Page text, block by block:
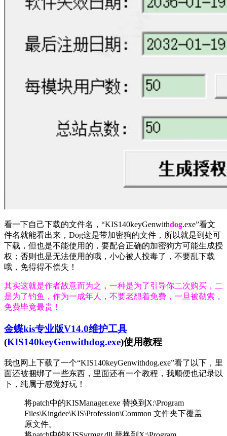
看一下自己下载的文件名，“KIS140keyGenwithdog.exe”看文
件名就能看出来，Dog这是带加密狗的文件，所以就是到处可
下载，但也是不能使用的，要配合正确的加密狗方可能生成授
权；否则也是无法使用的哦，小心被人投毒了，不要乱下载
哦，免得得不偿失！
其实这就是作者故意而为之，一种是为了引导你二次购买，二
是为了钓鱼，作为一成年人，不要老想着免费，一旦被勒索，
免费毕竟最贵！
金蝶kis专业版V14.0维护工具
(KIS140keyGenwithdog.exe)使用教程
我也网上下载了一个“KIS140keyGenwithdog.exe”看了以下，里
面还被捆绑了一些东西，里面还有一个教程，我顺便也记录以
下，纯属于感觉好玩！
将patch中的KISManager.exe 替换到X:\Program
Files\Kingdee\KIS\Profession\Common 文件夹下覆盖
原文件。